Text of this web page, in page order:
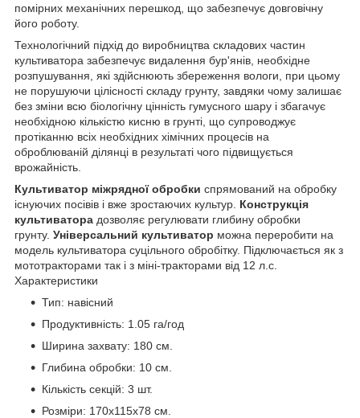
помірних механічних перешкод, що забезпечує довговічну
його роботу.
Технологічний підхід до виробництва складових частин
культиватора забезпечує видалення бур'янів, необхідне
розпушування, які здійснюють збереження вологи, при цьому
не порушуючи цілісності складу грунту, завдяки чому залишає
без зміни всю біологічну цінність гумусного шару і збагачує
необхідною кількістю кисню в грунті, що супроводжує
протіканню всіх необхідних хімічних процесів на
оброблюваній ділянці в результаті чого підвищується
врожайність.
Культиватор міжрядної обробки спрямований на обробку
існуючих посівів і вже зростаючих культур. Конструкція
культиватора дозволяє регулювати глибину обробки
грунту. Універсальний культиватор можна переробити на
модель культиватора суцільного обробітку. Підключається як з
мототракторами так і з міні-тракторами від 12 л.с.
Характеристики
Тип: навісний
Продуктивність: 1.05 га/год
Ширина захвату: 180 см.
Глибина обробки: 10 см.
Кількість секцій: 3 шт.
Розміри: 170х115х78 см.